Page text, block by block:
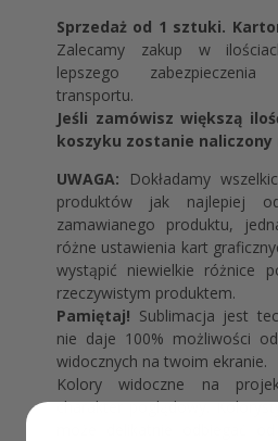
Sprzedaż od 1 sztuki.
Zalecamy zakup w
lepszego
transportu.
Jeśli zamówisz większą
koszyku zostanie naliczony
UWAGA: Dokładamy
produktów jak najlepiej
zamawianego produktu,
różne ustawienia kart
wystąpić niewielkie różnice
rzeczywistym produktem.
Pamiętaj! Sublimacja jest
nie daje 100% możliwości
widocznych na twoim ekranie.
Kolory widoczne na
charakter poglądowy.
może delikatnie odbiegać